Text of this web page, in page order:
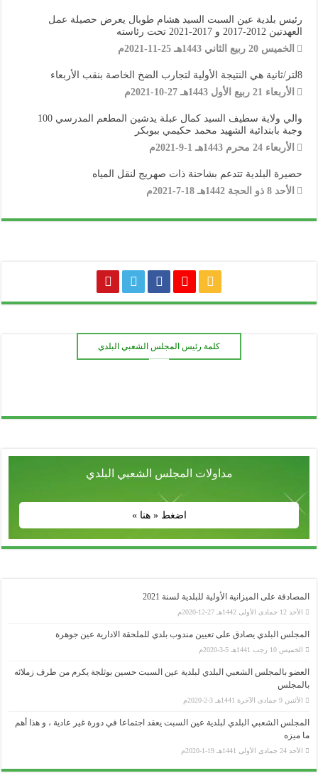
رئيس بلدية عين السبت السيد هشام طوبال يعرض حصيلة عمل
العهدتين 2012-2017 و 2017-2021 تحت رئاسته
الخميس 20 ربيع الثاني 1443هـ 25-11-2021م
8لتر/ثانية هي النتيجة الأولية لتجارب الضخ الخاصة بنقب الأربعاء
الأربعاء 21 ربيع الأول 1443هـ 27-10-2021م
والي ولاية سطيف السيد كمال عبلة يدشين المطعم المدرسي 100
وجبة بابتدائية الشهيد محمد حكيمي ببوبكر
الأربعاء 24 محرم 1443هـ 1-9-2021م
حضيرة البلدية تتدعم بشاحنة ذات صهريج لنقل المياه
الأحد 8 ذو الحجة 1442هـ 18-7-2021م
كلمة رئيس المجلس الشعبي البلدي
ـــــــ
مداولات المجلس الشعبي البلدي
اضغط « هنا »
المصادقة على الميزانية الأولية للبلدية لسنة 2021
الأحد 12 جمادى الأولى 1442هـ 27-12-2020م
المجلس البلدي يصادق على تعيين مندوب بلدي للملحقة الادارية عين جوهرة
الخميس 10 رجب 1441هـ 5-3-2020م
العضو بالمجلس الشعبي البلدي لبلدية عين السبت حسين بوثلجة يكرم من طرف زملائه
بالمجلس
الأثنين 9 جمادى الآخرة 1441هـ 3-2-2020م
المجلس الشعبي البلدي لبلدية عين السبت يعقد اجتماعا في دورة غير عادية ، و هذا أهم
ما ميزه
الأحد 24 جمادى الأولى 1441هـ 19-1-2020م
وزارة الداخلية و الجماعات المحلية
ولاية سطيف
المجلس الشعبي الولائي _ سطيف